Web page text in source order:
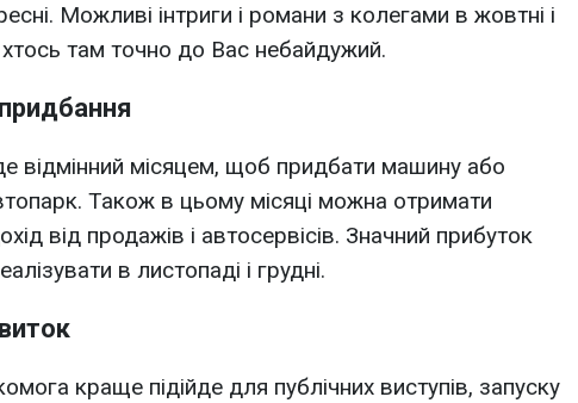
Можливі інтриги і романи з колегами в жовтні і
хтось там точно до Вас небайдужий.
відмінний місяцем, щоб придбати машину або
Також в цьому місяці можна отримати
від продажів і автосервісів. Значний прибуток
в листопаді і грудні.
краще підійде для публічних виступів, запуску